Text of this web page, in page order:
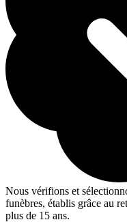
Nous vérifions et
funèbres, établis grâce au
plus de 15 ans.